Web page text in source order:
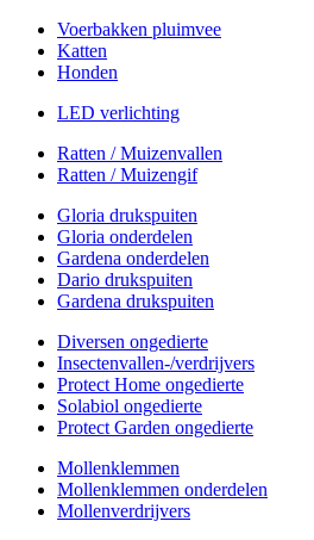
Voerbakken pluimvee
Katten
Honden
LED verlichting
Ratten / Muizenvallen
Ratten / Muizengif
Gloria drukspuiten
Gloria onderdelen
Gardena onderdelen
Dario drukspuiten
Gardena drukspuiten
Diversen ongedierte
Insectenvallen-/verdrijvers
Protect Home ongedierte
Solabiol ongedierte
Protect Garden ongedierte
Mollenklemmen
Mollenklemmen onderdelen
Mollenverdrijvers